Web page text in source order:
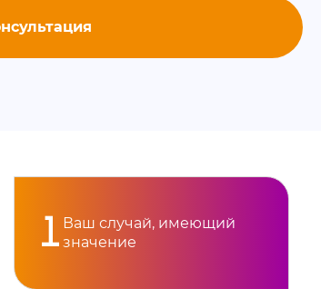
1 Ваш случай, имеющий
значение